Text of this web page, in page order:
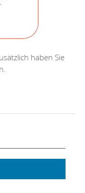
haben Sie